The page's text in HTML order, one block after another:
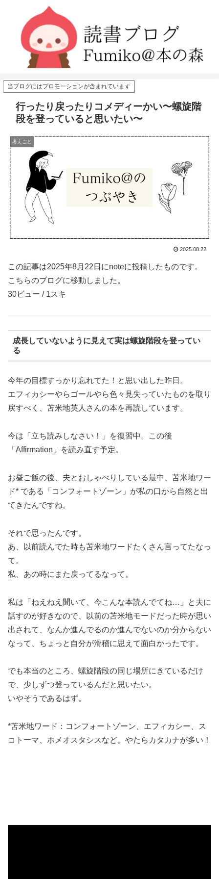
当ブログにはプロモーションが含まれています
行ったり戻ったりコメディーかい〜螺旋階
段を登っていると思いたい〜
考えごと
2025.08.22
この記事は2025年8月22日にnoteに投稿したものです。
こちらのブログに移動しました。
30ビュー / 1スキ
成長していないように見えて実は螺旋階段を登ってい
る
今年の目標すっかり忘れてた！と思い出した昨日。
エフィカシーやらゴールやら色々見失っていたものを取り
戻すべく、苫米地英人さんの本を再読しています。
今は「立ち読みしなさい！」を復習中。この後
「Affirmation」を読み直す予定。
お昼ご飯の後、夫とおしゃべりしている最中、苫米地ワー
ド* である「コンフォートゾーン」が私の口から自然と出
てきたんですね。
それで思ったんです。
あ、以前読んでた時も苫米地ワードたくさん言ってたなっ
て。
私、あの時にまた戻ってるなって。
私は「ねえねえ聞いて、今こんな本読んでてね…」と夫に
話すのが好きなので、以前の苫米地モードだった時が思い
出されて、なんか進んでるのか進んでないのか分からない
なって、ちょっと自分が滑稽に思えて面白かったです。
でも本当のところ、螺旋階段の同じ場所にきているだけ
で、少しずつ登っているんだと思いたい。
いやそうであるはず。
*苫米地ワード：コンフォートゾーン、エフィカシー、ス
コトーマ、ホメオスタシスなど。やたらカタカナが多い！